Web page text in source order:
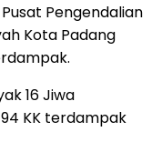
Pengendalian
Kota Padang
16 Jiwa
KK terdampak